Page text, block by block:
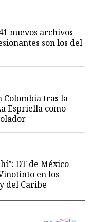
nuevos archivos
son los del
Colombia tras la
Espriella como
DT de México
en los
del Caribe